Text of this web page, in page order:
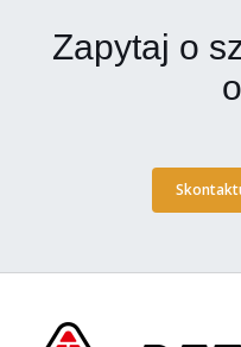
Zapytaj o